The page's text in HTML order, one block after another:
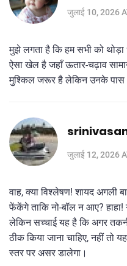
जुलाई 10, 2026
मुझे लगता है कि हम सभी को थोड़ा
ऐसा खेल है जहाँ ऊतार-चढ़ाव
मुश्किल जरूर है लेकिन उनके पास
जुलाई 12, 2026
वाह, क्या विश्लेषण! शायद अगली
फेंकेंगे ताकि नो-बॉल न आए? हाहा!
लेकिन सच्चाई यह है कि अगर
ठीक किया जाना चाहिए, नहीं तो
स्तर पर असर डालेगा।